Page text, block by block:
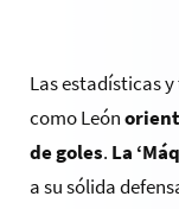
Las estadísticas
como León
de goles. La
a su sólida